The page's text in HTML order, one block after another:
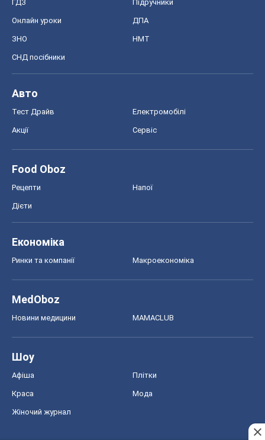
ГДЗ Підручники
Онлайн уроки ДПА
ЗНО НМТ
СНД посібники
Авто
Тест Драйв Електромобілі
Акції Сервіс
Food Oboz
Рецепти Напої
Дієти
Економіка
Ринки та компанії Макроекономіка
MedOboz
Новини медицини MAMACLUB
Шоу
Афіша Плітки
Краса Мода
Жіночий журнал